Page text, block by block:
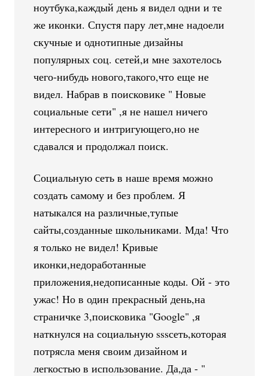
ноутбука,каждый день я видел одни и те
же иконки. Спустя пару лет,мне надоели
скучные и однотипные дизайны
популярных соц. сетей,и мне захотелось
чего-нибудь нового,такого,что еще не
видел. Набрав в поисковике " Новые
социальные сети" ,я не нашел ничего
интересного и интригующего,но не
сдавался и продолжал поиск.
Социальную сеть в наше время можно
создать самому и без проблем. Я
натыкался на различные,тупые
сайты,созданные школьниками. Мда! Что
я только не видел! Кривые
иконки,недоработанные
приложения,недописанные коды. Ой - это
ужас! Но в один прекрасный день,на
страничке 3,поисковика "Google" ,я
наткнулся на социальную sssсеть,которая
потрясла меня своим дизайном и
легкостью в использование. Да,да - "